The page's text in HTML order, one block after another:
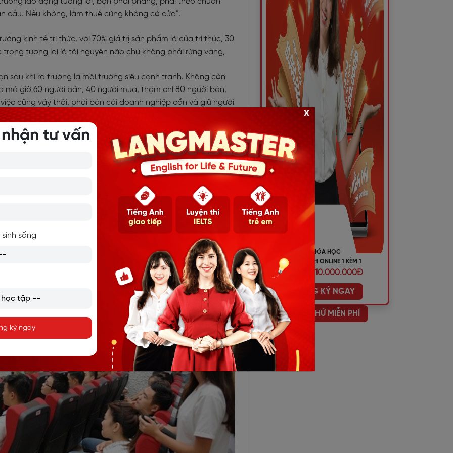
cầu. Nếu không, làm thuê cũng không có cửa”.
kinh tế tri thức, với 70% giá trị sản phẩm là của tri thức, 30
trong tương lai là tài nguyên não chứ không phải rừng vàng,
sau khi ra trường là môi trường siêu cạnh tranh. Không còn
giờ 60 người bán, 40 người mua, thậm chí 80 người bán,
cũng vậy thôi, phải bán cái doanh nghiệp cần và giữ người
có hàng trăm kỹ năng các bạn phải luyện.
huy đúng sở trường thì bạn sẽ thành công. Nhưng nhiều bạn
gì, không biết đam mê gì? Theo TS. Lê Thẩm Dương, khám
làm tất cả, tập hợp mọi hành vi từ nhặt rau, chữa xe
tập hợp mọi lời khen chê để biết mình là ai. Thuật toán phân
phá bản thân. Và các bạn phải thành thật tự trả lời: Kiến
được gì? Phẩm chất cá nhân mình là gì?”.
KHÓA HỌC
TIẾNG ANH ONLINE 1 KÈM 1
ƯU ĐÃI 10.000.000Đ
ĐĂNG KÝ NGAY
HỌC THỬ MIỄN PHÍ
tư vấn
sống
ký ngay
x